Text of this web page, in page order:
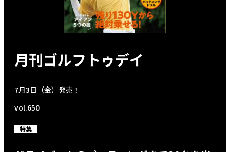
月刊ゴルフトゥデイ
7月3日（金）発売！
vol.650
特集